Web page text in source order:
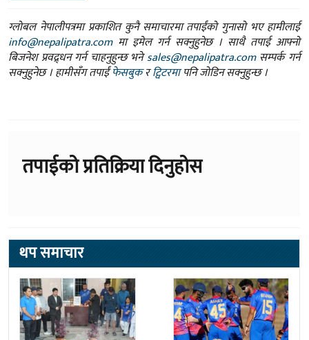
ग्लोबल नेपालीपत्रमा प्रकाशित कुनै समाचारमा तपाईंको गुनासो भए हामीलाई
info@nepalipatra.comमा इमेल गर्न सक्नुहुनेछ । साथै तपाई आफ्नो
बिजनेश प्रवद्र्धन गर्न चाहनुहुन्छ भनेsales@nepalipatra.comसम्पर्क गर्न
सक्नुहुनेछ । हामीसँग तपाईंफेसबुकरट्विटरमापनि जोडिन सक्नुहुन्छ ।
तपाईको प्रतिक्रिया दिनुहोस
थप समाचार